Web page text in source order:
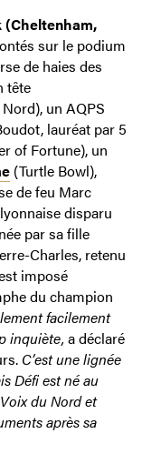
(Cheltenham,
sur le podium
de haies des
tête
un AQPS
lauréat par 5
of Fortune), un
(Turtle Bowl),
de feu Marc
disparu
par sa fille
Charles, retenu
imposé
du champion
facilement
inquiète, a déclaré
C’est une lignée
Défi est né au
du Nord et
après sa